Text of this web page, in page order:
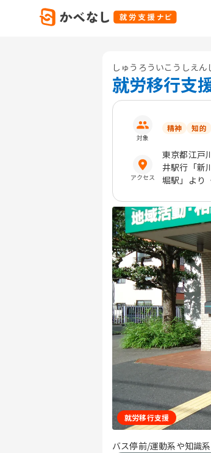
しゅうろういこうしえ
就労移行支
対象
精神 知的
アクセス
東京都江戸
井駅行「新
堀駅」より
就労移行支援
バス停前/運動系や知識